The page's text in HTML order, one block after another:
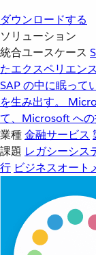
ダウンロードする
ソリューション
統合ユースケース
たエクスペリエン
SAP の中に眠って
を生み出す。
て、Microsoft への
業種金融サービス
課題 レガシーシス
行 ビジネスオート